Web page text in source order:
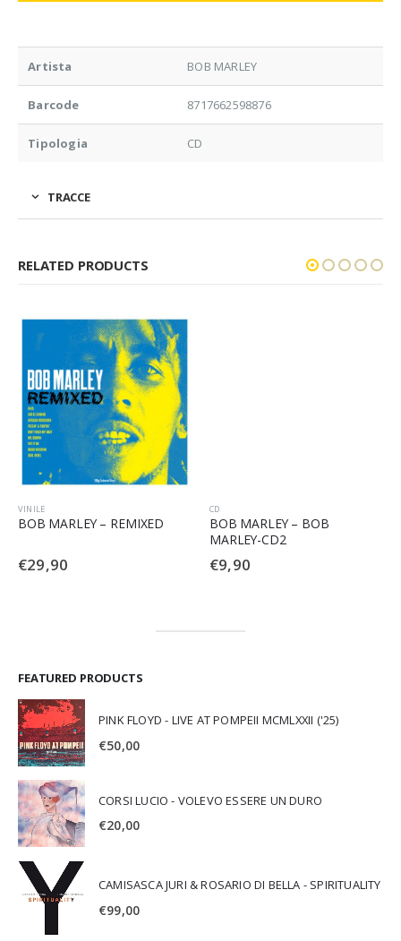
Artista BOB MARLEY
Barcode 8717662598876
Tipologia CD
TRACCE
RELATED PRODUCTS
VINILE
BOB MARLEY – REMIXED
€29,90
CD
BOB MARLEY – BOB
MARLEY-CD2
€9,90
FEATURED PRODUCTS
PINK FLOYD - LIVE AT POMPEII MCMLXXII ('25)
€50,00
CORSI LUCIO - VOLEVO ESSERE UN DURO
€20,00
CAMISASCA JURI & ROSARIO DI BELLA - SPIRITUALITY
€99,00